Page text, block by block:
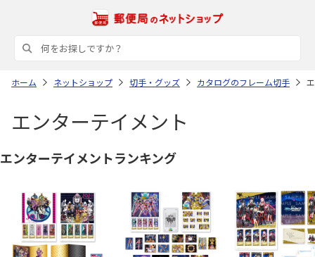
ホーム ネットショップ 切手・グッズ カタログのフレーム切手
エンターテイメント
エンターテイメントランキング